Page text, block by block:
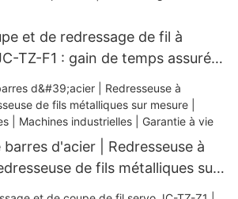
et de redressage de fil à
TZ-F1 : gain de temps assuré !
±0,1 mm | Équipement
Formation gratuite incluse
barres d'acier | Redresseuse à
de fils métalliques sur
multi-formes | Machines